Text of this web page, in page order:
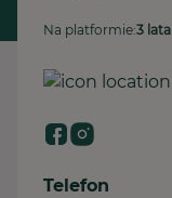
Na platformie:3 lata
Telefon